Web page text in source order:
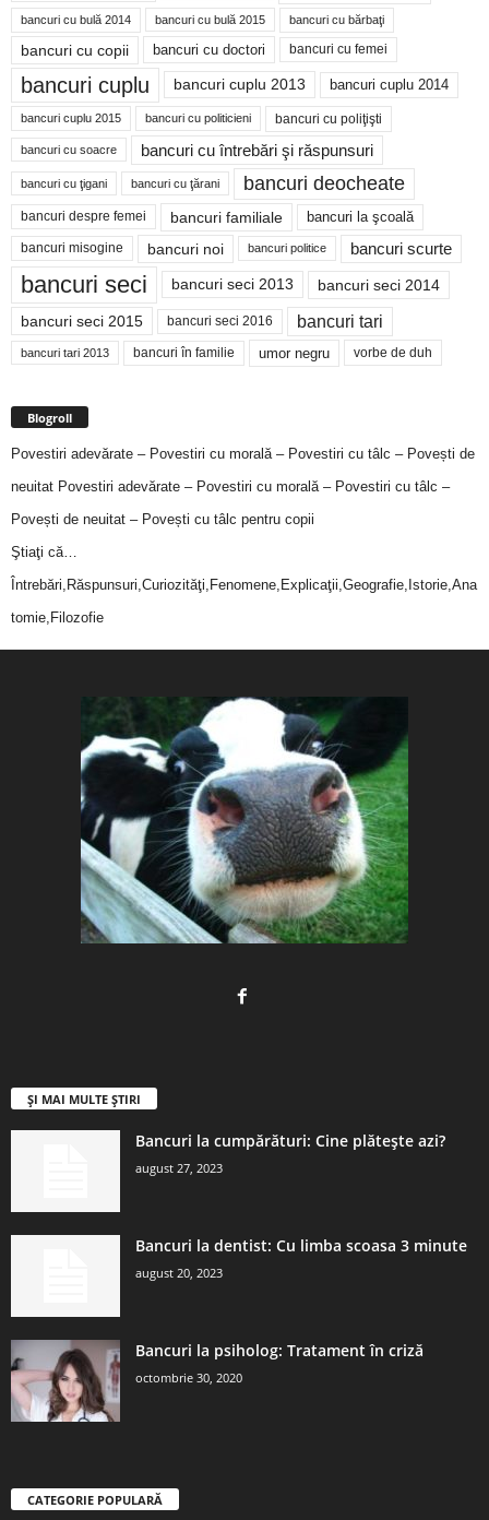
bancuri cu bulă 2014 bancuri cu bulă 2015 bancuri cu bărbaţi
bancuri cu copii bancuri cu doctori bancuri cu femei
bancuri cuplu bancuri cuplu 2013 bancuri cuplu 2014
bancuri cuplu 2015 bancuri cu politicieni bancuri cu poliţişti
bancuri cu soacre bancuri cu întrebări şi răspunsuri
bancuri cu ţigani bancuri cu ţărani bancuri deocheate
bancuri despre femei bancuri familiale bancuri la şcoală
bancuri misogine bancuri noi bancuri politice bancuri scurte
bancuri seci bancuri seci 2013 bancuri seci 2014
bancuri seci 2015 bancuri seci 2016 bancuri tari
bancuri tari 2013 bancuri în familie umor negru vorbe de duh
Blogroll
Povestiri adevărate – Povestiri cu morală – Povestiri cu tâlc – Povești de
neuitat Povestiri adevărate – Povestiri cu morală – Povestiri cu tâlc –
Povești de neuitat – Povești cu tâlc pentru copii
Ştiaţi că…
Întrebări,Răspunsuri,Curiozităţi,Fenomene,Explicaţii,Geografie,Istorie,Ana
tomie,Filozofie
ȘI MAI MULTE ȘTIRI
Bancuri la cumpărături: Cine plătește azi?
august 27, 2023
Bancuri la dentist: Cu limba scoasa 3 minute
august 20, 2023
Bancuri la psiholog: Tratament în criză
octombrie 30, 2020
CATEGORIE POPULARĂ